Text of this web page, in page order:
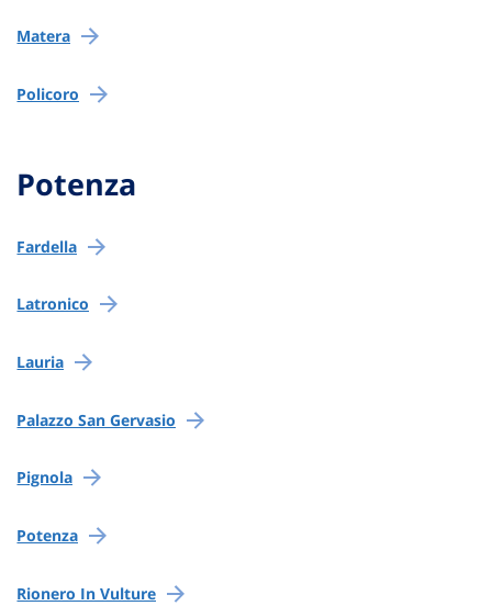
Matera
Policoro
Potenza
Fardella
Latronico
Lauria
Palazzo San Gervasio
Pignola
Potenza
Rionero In Vulture